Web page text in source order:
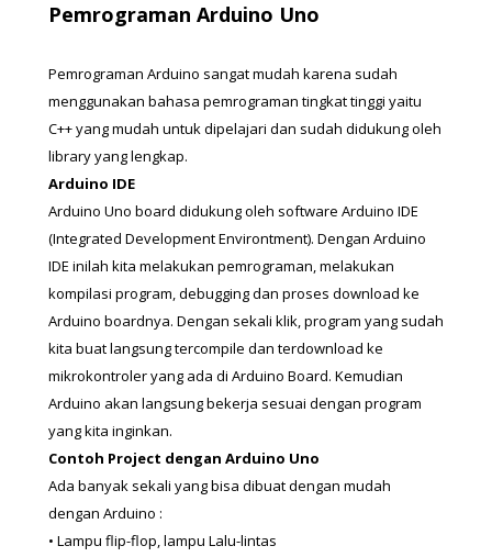
Pemrograman Arduino Uno
Pemrograman Arduino sangat mudah karena sudah
menggunakan bahasa pemrograman tingkat tinggi yaitu
C++ yang mudah untuk dipelajari dan sudah didukung oleh
library yang lengkap.
Arduino IDE
Arduino Uno board didukung oleh software Arduino IDE
(Integrated Development Environtment). Dengan Arduino
IDE inilah kita melakukan pemrograman, melakukan
kompilasi program, debugging dan proses download ke
Arduino boardnya. Dengan sekali klik, program yang sudah
kita buat langsung tercompile dan terdownload ke
mikrokontroler yang ada di Arduino Board. Kemudian
Arduino akan langsung bekerja sesuai dengan program
yang kita inginkan.
Contoh Project dengan Arduino Uno
Ada banyak sekali yang bisa dibuat dengan mudah
dengan Arduino :
• Lampu flip-flop, lampu Lalu-lintas